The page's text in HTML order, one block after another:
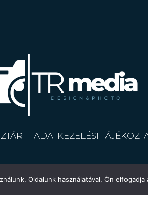
ADATKEZELÉSI
Oldalunk használatával, Ön elfogadja